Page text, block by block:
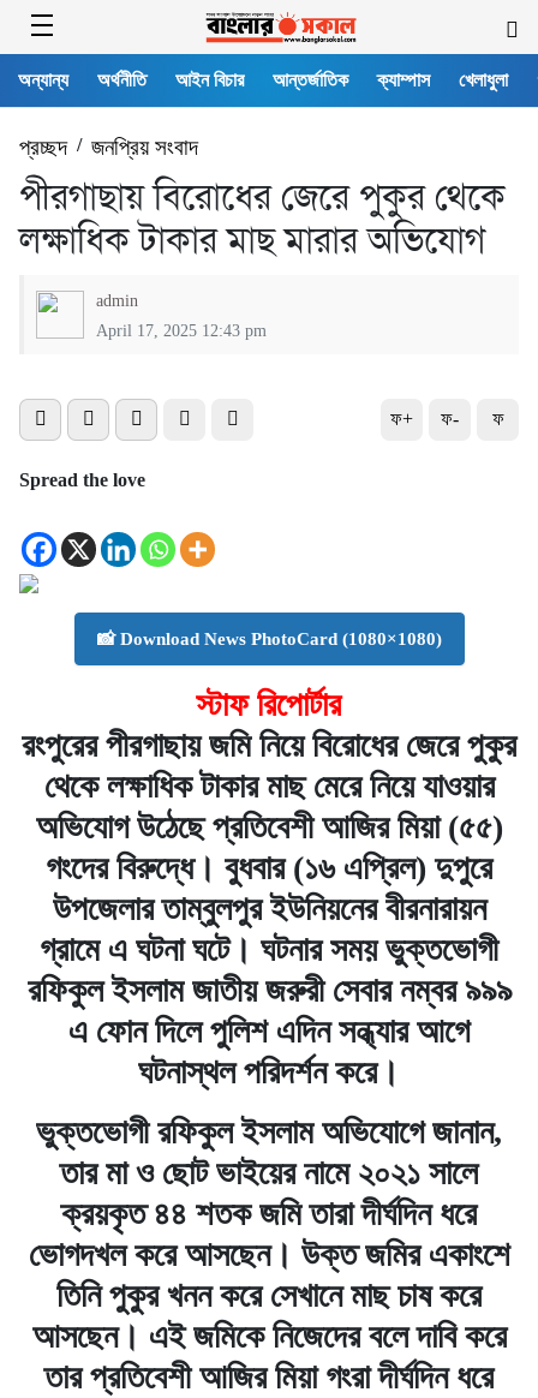
অন্যান্য অর্থনীতি আইন বিচার আন্তর্জাতিক ক্যাম্পাস খেলাধুলা
প্রচ্ছদ/ জনপ্রিয় সংবাদ
পীরগাছায় বিরোধের জেরে পুকুর থেকে
লক্ষাধিক টাকার মাছ মারার অভিযোগ
admin
April 17, 2025 12:43 pm
ফ+ ফ- ফ
Spread the love
📸 Download News PhotoCard (1080×1080)
স্টাফ রিপোর্টার
রংপুরের পীরগাছায় জমি নিয়ে বিরোধের জেরে পুকুর
থেকে লক্ষাধিক টাকার মাছ মেরে নিয়ে যাওয়ার
অভিযোগ উঠেছে প্রতিবেশী আজির মিয়া (৫৫)
গংদের বিরুদ্ধে। বুধবার (১৬ এপ্রিল) দুপুরে
উপজেলার তাম্বুলপুর ইউনিয়নের বীরনারায়ন
গ্রামে এ ঘটনা ঘটে। ঘটনার সময় ভুক্তভোগী
রফিকুল ইসলাম জাতীয় জরুরী সেবার নম্বর ৯৯৯
এ ফোন দিলে পুলিশ এদিন সন্ধ্যার আগে
ঘটনাস্থল পরিদর্শন করে।
ভুক্তভোগী রফিকুল ইসলাম অভিযোগে জানান,
তার মা ও ছোট ভাইয়ের নামে ২০২১ সালে
ক্রয়কৃত ৪৪ শতক জমি তারা দীর্ঘদিন ধরে
ভোগদখল করে আসছেন। উক্ত জমির একাংশে
তিনি পুকুর খনন করে সেখানে মাছ চাষ করে
আসছেন। এই জমিকে নিজেদের বলে দাবি করে
তার প্রতিবেশী আজির মিয়া গংরা দীর্ঘদিন ধরে